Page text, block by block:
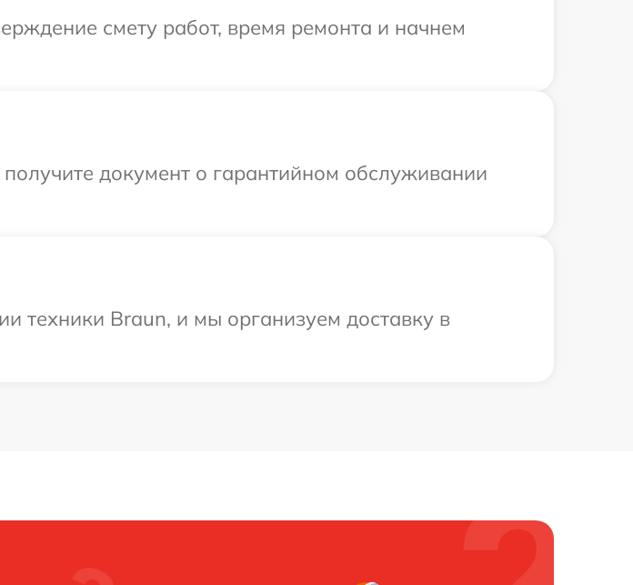
смету работ, время ремонта и начнем
документ о гарантийном обслуживании
техники Braun, и мы организуем доставку в